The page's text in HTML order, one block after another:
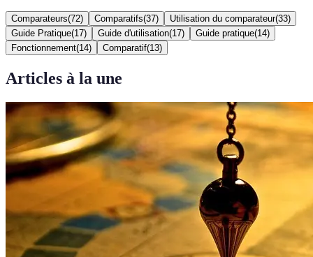
Comparateurs(72) Comparatifs(37) Utilisation du comparateur(33)
Guide Pratique(17) Guide d'utilisation(17) Guide pratique(14)
Fonctionnement(14) Comparatif(13)
Articles à la une